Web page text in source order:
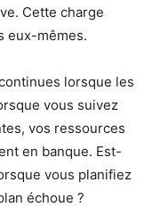
Cette charge
eux-mêmes.
lorsque les
vous suivez
vos ressources
en banque. Est-
vous planifiez
échoue ?